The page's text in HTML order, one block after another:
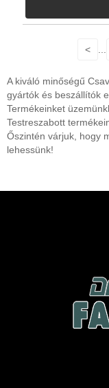
<
A kiváló minőségű
gyártók és beszállítók
Termékeinket
Testreszabott
Őszintén várjuk, hogy
lehessünk!